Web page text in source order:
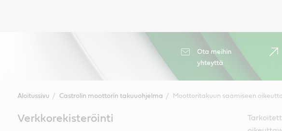
Ota meihin
yhteyttä
Aloitussivu Castrolin moottorin takuuohjelma Moottoritakuun saamiseen
ContentVerkkorekisteröinti